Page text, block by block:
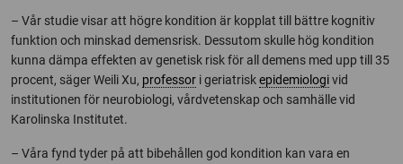
– Vår studie visar att högre kondition är kopplat till bättre kognitiv
funktion och minskad demensrisk. Dessutom skulle hög kondition
kunna dämpa effekten av genetisk risk för all demens med upp till 35
procent, säger Weili Xu, professor i geriatriskepidemiologivid
institutionen för neurobiologi, vårdvetenskap och samhälle vid
Karolinska Institutet.
– Våra fynd tyder på att bibehållen god kondition kan vara en